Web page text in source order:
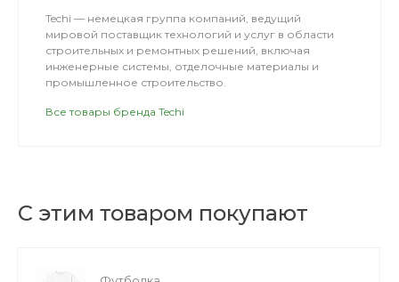
Techi — немецкая группа компаний, ведущий
мировой поставщик технологий и услуг в области
строительных и ремонтных решений, включая
инженерные системы, отделочные материалы и
промышленное строительство.
Все товары бренда Techi
С этим товаром покупают